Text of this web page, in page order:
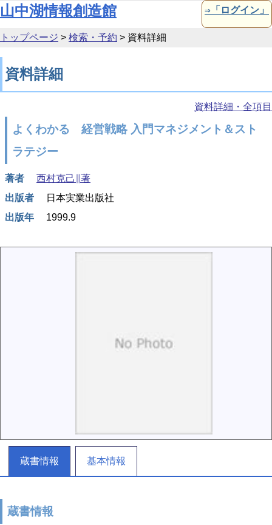
本文へ移動
山中湖情報創造館 ⇒「ログイン」
トップページ > 検索・予約 > 資料詳細
資料詳細
資料詳細・全項目
よくわかる 経営戦略 入門マネジメント＆スト
ラテジー
著者
西村克己∥著
出版者
日本実業出版社
出版年
1999.9
蔵書情報 基本情報
蔵書情報